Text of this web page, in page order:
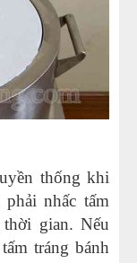
thống khi
nhấc tấm
gian. Nếu
tráng bánh